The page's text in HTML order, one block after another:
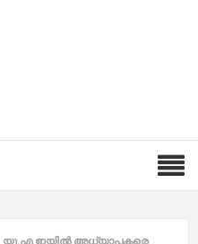
യു.എ.ഇയിൽ അധ്യാപകരെ